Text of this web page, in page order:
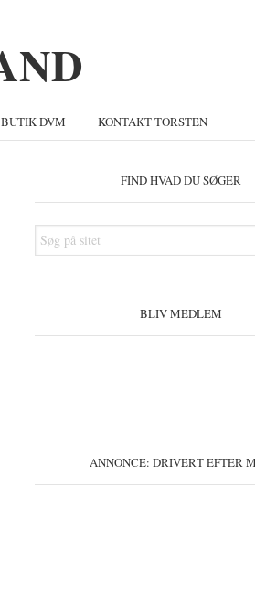
BUTIK DVM KONTAKT TORSTEN
FIND HVAD DU SØGER
Søg
på
BLIV MEDLEM
ANNONCE: DRIVERT EFTER